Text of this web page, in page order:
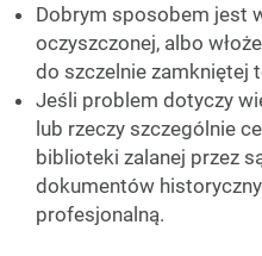
Dobrym sposobem jest
oczyszczonej, albo
do szczelnie zamkniętej
Jeśli problem dotyczy
lub rzeczy szczególnie
biblioteki zalanej przez
dokumentów
profesjonalną.